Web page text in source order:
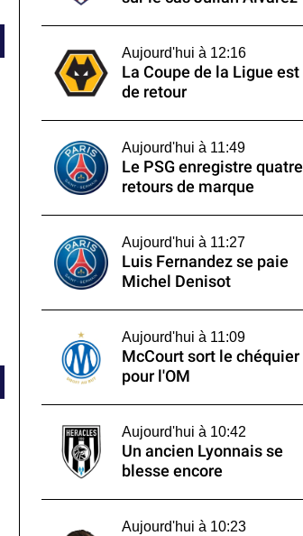
Aujourd'hui à 12:16
La Coupe de la Ligue est
de retour
Aujourd'hui à 11:49
Le PSG enregistre quatre
retours de marque
Aujourd'hui à 11:27
Luis Fernandez se paie
Michel Denisot
Aujourd'hui à 11:09
McCourt sort le chéquier
pour l'OM
Aujourd'hui à 10:42
Un ancien Lyonnais se
blesse encore
Aujourd'hui à 10:23